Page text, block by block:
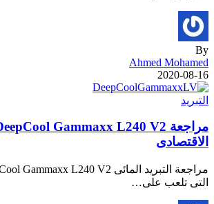
By
Ahmed Mohamed
2020-08-16
التبريد
الاقتصادى
التى تلعب على…